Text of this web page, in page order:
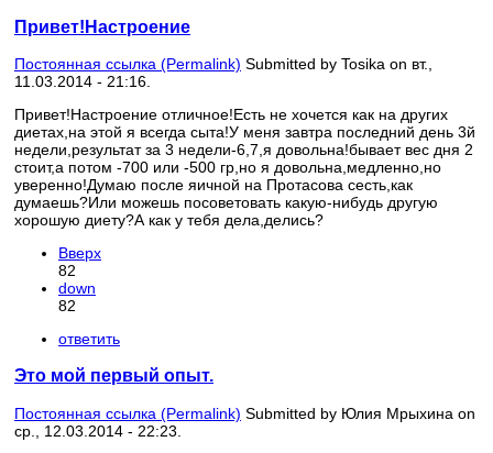
Привет!Настроение
Постоянная ссылка (Permalink) Submitted by Tosika on вт.,
11.03.2014 - 21:16.
Привет!Настроение отличное!Есть не хочется как на других
диетах,на этой я всегда сыта!У меня завтра последний день 3й
недели,результат за 3 недели-6,7,я довольна!бывает вес дня 2
стоит,а потом -700 или -500 гр,но я довольна,медленно,но
уверенно!Думаю после яичной на Протасова сесть,как
думаешь?Или можешь посоветовать какую-нибудь другую
хорошую диету?А как у тебя дела,делись?
Вверх
82
down
82
ответить
Это мой первый опыт.
Постоянная ссылка (Permalink) Submitted by Юлия Мрыхина on
ср., 12.03.2014 - 22:23.